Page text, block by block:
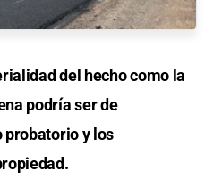
del hecho como la
podría ser de
y los